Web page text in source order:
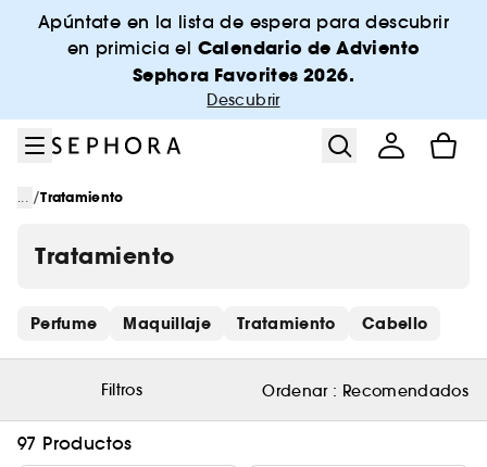
Ir al menú
Ir al contenido principal
Ir al pie de página
Apúntate en la lista de espera para descubrir
en primicia el Calendario de Adviento
Sephora Favorites 2026.
Descubrir
... /Tratamiento
Tratamiento
Saltar los enlaces rápidos
Perfume Maquillaje Tratamiento Cabello
Filtros Ordenar : Recomendados
97 Productos